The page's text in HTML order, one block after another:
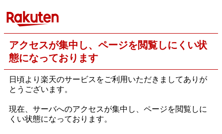
アクセスが集中し、ページを閲覧しにくい状
態になっております
日頃より楽天のサービスをご利用いただきましてありが
とうございます。
現在、サーバへのアクセスが集中し、ページを閲覧しに
くい状態になっております。